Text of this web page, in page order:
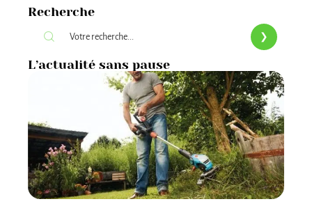
Recherche
L’actualité sans pause